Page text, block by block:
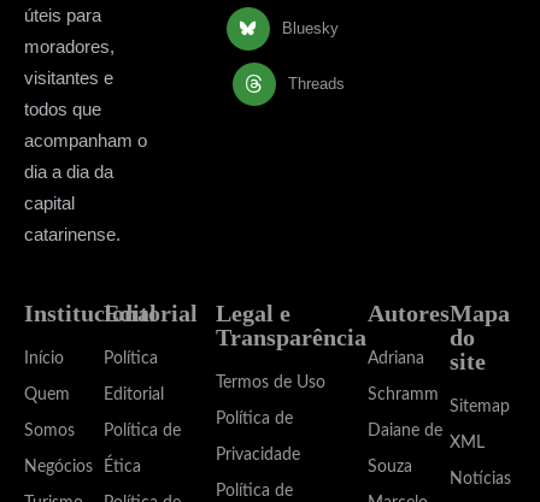
úteis para
moradores,
visitantes e
todos que
acompanham o
dia a dia da
capital
catarinense.
Bluesky
Threads
Institucional
Início
Quem
Somos
Negócios
Editorial
Política
Editorial
Política de
Ética
Legal e
Transparência
Termos de Uso
Política de
Privacidade
Política de
Autores
Adriana
Schramm
Daiane de
Souza
Mapa
do
site
Sitemap
XML
Notícias